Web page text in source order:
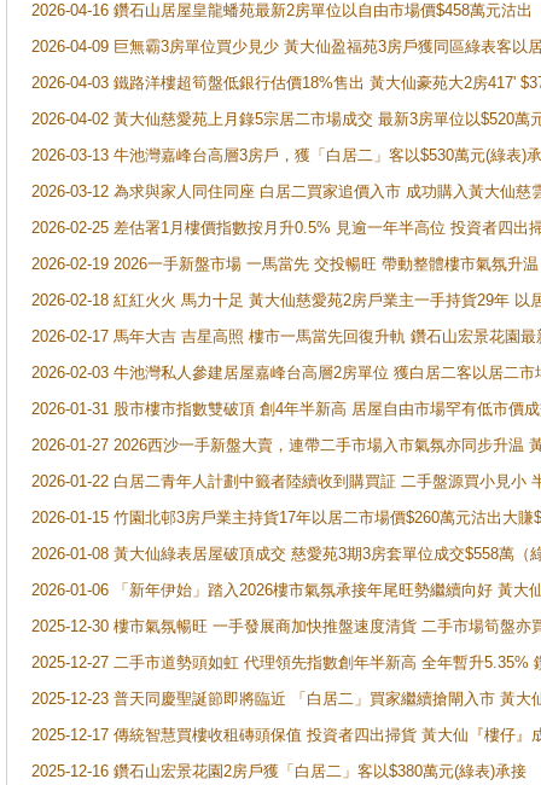
2026-04-16 鑽石山居屋皇龍蟠苑最新2房單位以自由市場價$458萬元沽出
2026-04-09 巨無霸3房單位買少見少 黃大仙盈福苑3房戶獲同區綠表客以
2026-04-03 鐵路洋樓超筍盤低銀行估價18%售出 黃大仙豪苑大2房417'
2026-04-02 黃大仙慈愛苑上月錄5宗居二市場成交 最新3房單位以$520萬
2026-03-13 牛池灣嘉峰台高層3房戶，獲「白居二」客以$530萬元(綠表)
2026-03-12 為求與家人同住同座 白居二買家追價入市 成功購入黃大仙
2026-02-25 差估署1月樓價指數按月升0.5% 見逾一年半高位 投資者四
2026-02-19 2026一手新盤市場 一馬當先 交投暢旺 帶動整體樓市氣氛升
2026-02-18 紅紅火火 馬力十足 黃大仙慈愛苑2房戶業主一手持貨29年 以
2026-02-17 馬年大吉 吉星高照 樓市一馬當先回復升軌 鑽石山宏景花園
2026-02-03 牛池灣私人參建居屋嘉峰台高層2房單位 獲白居二客以居二市
2026-01-31 股市樓市指數雙破頂 創4年半新高 居屋自由市場罕有低市價
2026-01-27 2026西沙一手新盤大賣，連帶二手市場入市氣氛亦同步升温
2026-01-22 白居二青年人計劃中籤者陸續收到購買証 二手盤源買小見小
2026-01-15 竹園北邨3房戶業主持貨17年以居二市場價$260萬元沽出大賺
2026-01-08 黃大仙綠表居屋破頂成交 慈愛苑3期3房套單位成交$558萬（
2026-01-06 「新年伊始」踏入2026樓市氣氛承接年尾旺勢繼續向好 黃
2025-12-30 樓市氣氛暢旺 一手發展商加快推盤速度清貨 二手市場筍盤
2025-12-27 二手市道勢頭如虹 代理領先指數創年半新高 全年暫升5.35%
2025-12-23 普天同慶聖誕節即將臨近 「白居二」買家繼續搶閘入市 黃
2025-12-17 傳統智慧買樓收租磚頭保值 投資者四出掃貨 黃大仙『樓仔
2025-12-16 鑽石山宏景花園2房戶獲「白居二」客以$380萬元(綠表)承接